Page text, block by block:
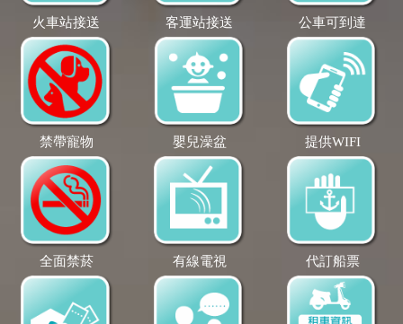
火車站接送 客運站接送 公車可到達
禁帶寵物 嬰兒澡盆 提供WIFI
全面禁菸 有線電視 代訂船票